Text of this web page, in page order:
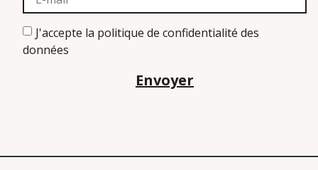
J'accepte la politique de confidentialité des
données
Envoyer